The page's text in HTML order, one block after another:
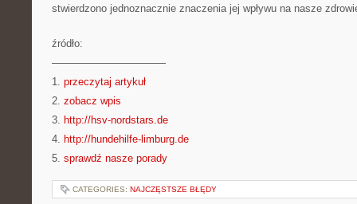
stwierdzono jednoznacznie znaczenia jej wpływu na nasze
źródło:
———————————
1. przeczytaj artykuł
2. zobacz wpis
3. http://hsv-nordstars.de
4. http://hundehilfe-limburg.de
5. sprawdź nasze porady
CATEGORIES: NAJCZĘSTSZE BŁĘDY